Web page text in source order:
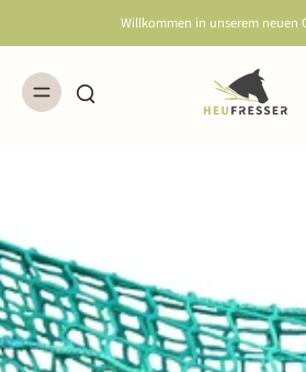
Willkommen in unserem neuen